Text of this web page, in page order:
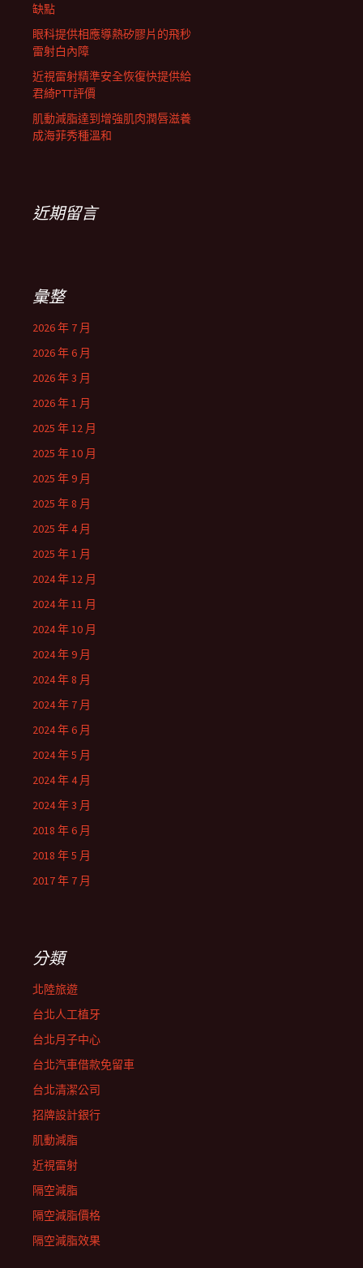
缺點
眼科提供相應導熱矽膠片的飛秒
雷射白內障
近視雷射精準安全恢復快提供給
君綺PTT評價
肌動減脂達到增強肌肉潤唇滋養
成海菲秀種溫和
近期留言
彙整
2026 年 7 月
2026 年 6 月
2026 年 3 月
2026 年 1 月
2025 年 12 月
2025 年 10 月
2025 年 9 月
2025 年 8 月
2025 年 4 月
2025 年 1 月
2024 年 12 月
2024 年 11 月
2024 年 10 月
2024 年 9 月
2024 年 8 月
2024 年 7 月
2024 年 6 月
2024 年 5 月
2024 年 4 月
2024 年 3 月
2018 年 6 月
2018 年 5 月
2017 年 7 月
分類
北陸旅遊
台北人工植牙
台北月子中心
台北汽車借款免留車
台北清潔公司
招牌設計銀行
肌動減脂
近視雷射
隔空減脂
隔空減脂價格
隔空減脂效果